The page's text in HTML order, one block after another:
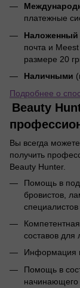
платежные
Наложенный
почта и
размере 20
Наличными
Подробнее о
Beauty
Вы всегда
получить
Beauty Hunter.
Помощь в
бровистов,
составов для
Информация
Помощь в
начинающего